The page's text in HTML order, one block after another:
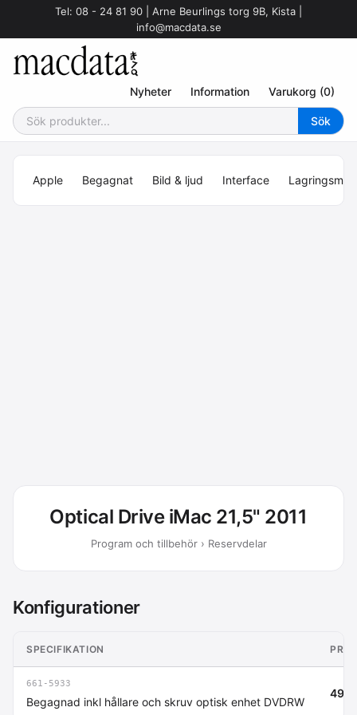
Tel: 08 - 24 81 90 | Arne Beurlings torg 9B, Kista |
info@macdata.se
Nyheter Information Varukorg (0)
Apple Begagnat Bild & ljud Interface
Optical Drive iMac 21,5" 2011
Program och tillbehör › Reservdelar
Konfigurationer
SPECIFIKATION
661-5933
Begagnad inkl hållare och skruv optisk enhet DVDRW
495